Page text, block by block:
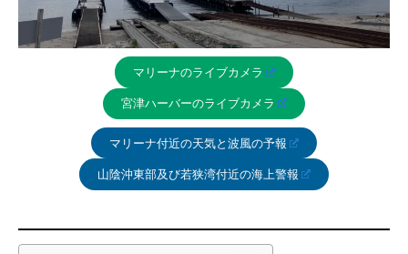
マリーナのライブカメラ
宮津ハーバーのライブカメラ
マリーナ付近の天気と波風の予報
山陰沖東部及び若狭湾付近の海上警報